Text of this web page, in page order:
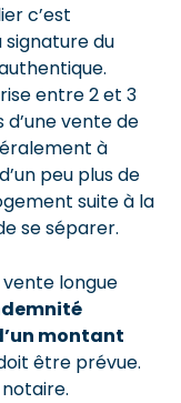
c’est
signature du
entre 2 et 3
d’une vente de
à
peu plus de
suite à la
se séparer.
vente longue
montant
être prévue.